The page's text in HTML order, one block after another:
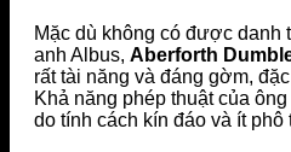
Mặc dù không có được
anh Albus, Aberforth
rất tài năng và đáng gờm,
Khả năng phép thuật của
do tính cách kín đáo và ít phô